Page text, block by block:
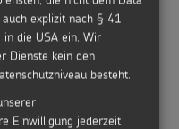
2026
explizit nach § 41
die USA ein. Wir
Dienste kein den
besteht.
Einwilligung jederzeit